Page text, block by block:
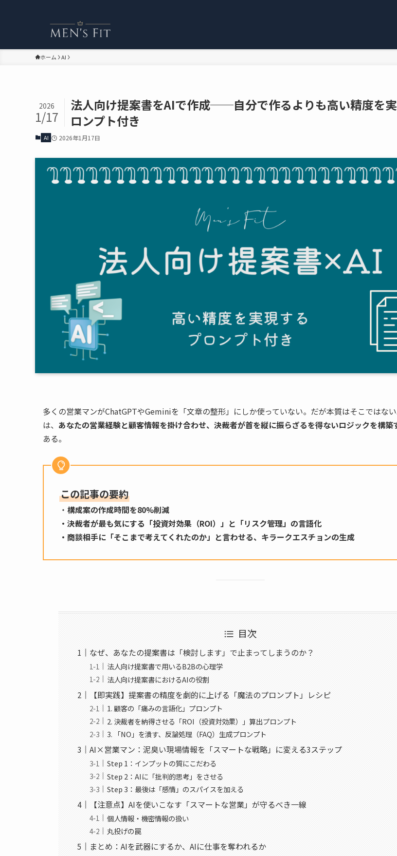
ホーム AI
法人向け提案書をAIで作成──自分で作るよりも高い精度を
ロンプト付き
2026
1/17
AI 2026年1月17日
多くの営業マンがChatGPTやGeminiを「文章の整形」にしか使っていない。だが本質はそこではな
は、 あなたの営業経験と顧客情報を掛け合わせ、決裁者が首を縦に振らざるを得ないロジックを構築
ある。
この記事の要約
・ 構成案の作成時間を80%削減
・決裁者が最も気にする「投資対効果（ROI）」と「リスク管理」の言語化
・商談相手に「そこまで考えてくれたのか」と言わせる、キラークエスチョンの生成
目次
なぜ、あなたの提案書は「検討します」で止まってしまうのか？
法人向け提案書で用いるB2Bの心理学
法人向け提案書におけるAIの役割
【即実践】提案書の精度を劇的に上げる「魔法のプロンプト」レシピ
1. 顧客の「痛みの言語化」プロンプト
2. 決裁者を納得させる「ROI（投資対効果）」算出プロンプト
3. 「NO」を潰す、反論処理（FAQ）生成プロンプト
AI×営業マン：泥臭い現場情報を「スマートな戦略」に変える3ステップ
Step 1：インプットの質にこだわる
Step 2：AIに「批判的思考」をさせる
Step 3：最後は「感情」のスパイスを加える
【注意点】AIを使いこなす「スマートな営業」が守るべき一線
個人情報・機密情報の扱い
丸投げの罠
まとめ：AIを武器にするか、AIに仕事を奪われるか